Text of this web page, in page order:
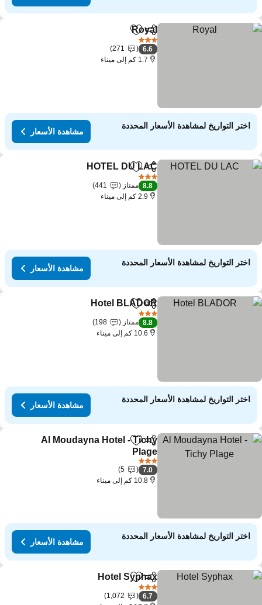
مشاركةAdd to favorites
Royal
6.6
271
1.7 كم إلى ميناء
اختر التواريخ لمشاهدة الأسعار المحددة
مشاهدة الأسعار
مشاركةAdd to favorites
HOTEL DU LAC
8.8 ممتاز
441
2.9 كم إلى ميناء
اختر التواريخ لمشاهدة الأسعار المحددة
مشاهدة الأسعار
مشاركةAdd to favorites
Hotel BLADOR
8.8 ممتاز
198
10.6 كم إلى ميناء
اختر التواريخ لمشاهدة الأسعار المحددة
مشاهدة الأسعار
مشاركةAdd to favorites
Al Moudayna Hotel - Tichy
Plage
7.0
5
10.8 كم إلى ميناء
اختر التواريخ لمشاهدة الأسعار المحددة
مشاهدة الأسعار
مشاركةAdd to favorites
Hotel Syphax
6.7
1,072